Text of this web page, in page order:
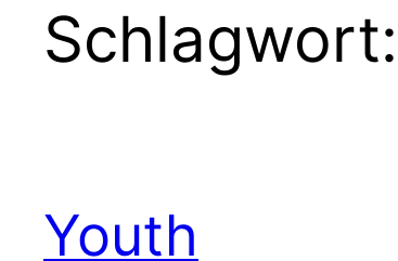
Schlagwort:
Youth